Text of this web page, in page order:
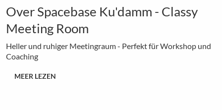
Over Spacebase Ku'damm - Classy
Meeting Room
Heller und ruhiger Meetingraum - Perfekt für Workshop und
Coaching
MEER LEZEN